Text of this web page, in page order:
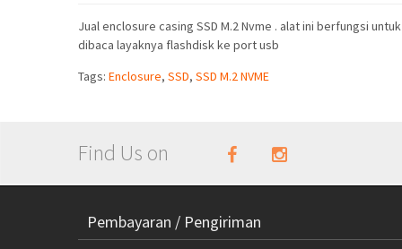
Jual enclosure casing SSD M.2 Nvme . alat ini berfungsi
dibaca layaknya flashdisk ke port usb
Tags: Enclosure, SSD, SSD M.2 NVME
Find Us on
Pembayaran / Pengiriman